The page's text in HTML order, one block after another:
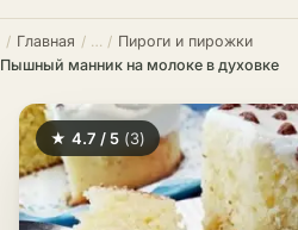
Главная
Пироги и пирожки
Пышный манник на молоке в духовке
★ 4.7 / 5 (3)